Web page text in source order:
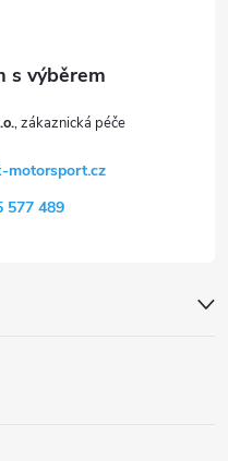
motorsport.cz
577 489